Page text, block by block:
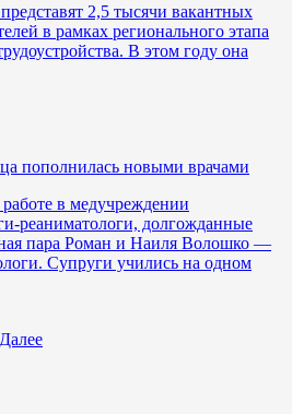
2,5 тысячи вакантных
в рамках регионального этапа
В этом году она
пополнилась новыми врачами
в медучреждении
реаниматологи, долгожданные
пара Роман и Наиля Волошко —
Супруги учились на одном
Далее